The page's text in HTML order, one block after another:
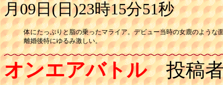
月09日(日)23時15分51秒
体にたっぷりと脂の乗ったマライア。デビュー当時の女鹿のような
離婚後特にゆるみ激しい。
オンエアバトル投稿